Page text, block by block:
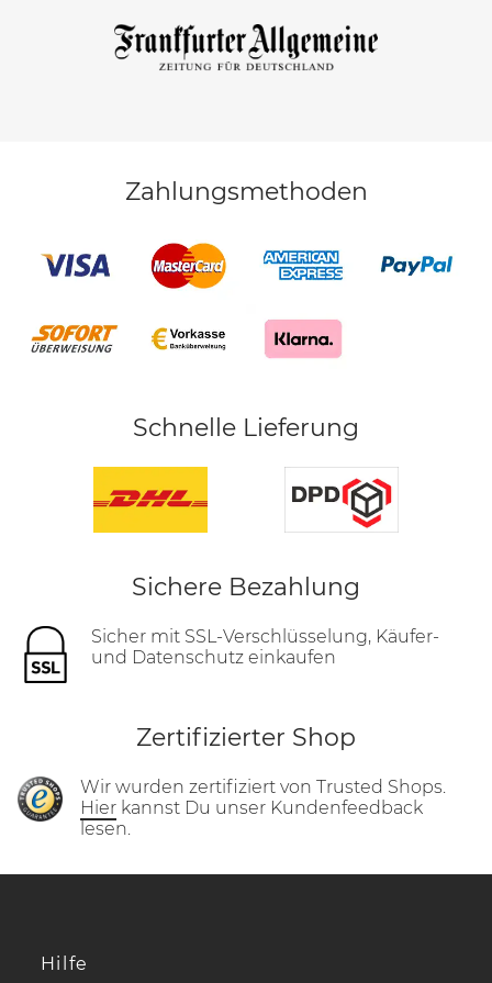
Zahlungsmethoden
Schnelle Lieferung
Sichere Bezahlung
Sicher mit SSL-Verschlüsselung, Käufer-
und Datenschutz einkaufen
Zertifizierter Shop
Wir wurden zertifiziert von Trusted Shops.
Hier kannst Du unser Kundenfeedback
lesen.
Hilfe